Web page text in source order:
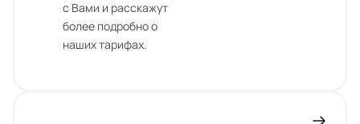
с Вами и расскажут
более подробно о
наших тарифах.